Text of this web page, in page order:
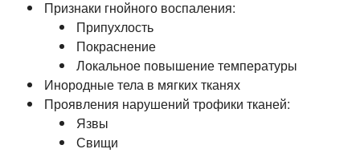
Признаки гнойного воспаления:
Припухлость
Покраснение
Локальное повышение температуры
Инородные тела в мягких тканях
Проявления нарушений трофики тканей:
Язвы
Свищи